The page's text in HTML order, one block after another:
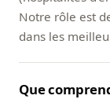
Notre rôle est
dans les
Que